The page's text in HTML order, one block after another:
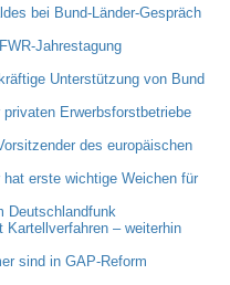
bei Bund-Länder-Gespräch
Jahrestagung
Unterstützung von Bund
Erwerbsforstbetriebe
des europäischen
erste wichtige Weichen für
Deutschlandfunk
Kartellverfahren – weiterhin
sind in GAP-Reform